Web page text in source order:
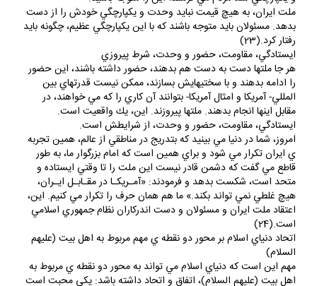
ملت ايران، به هيچ قيمت نبايد وحدت و يكپارچگي خودش را از دست
بدهد. مسئولان بايد متوجه باشند كه با اين يكپارچگي عظيم، چگونه بايد
رفتار كرد.(23)
ايستادگي، مقاومت، حضور و وحدت، شرط پيروزي
هر جا ملتها دست به دست هم بدهند، حضور داشته باشند، اين حضور
را ادامه بدهند و با سختيهايش بسازند، ممكن نيست قدرتهاي بين
المللي- آمريكا و امثال آمريكا- بتوانند آن كاري را كه مي خواهند، در
مقابل اينها انجام بدهند. ملتها پيروزند. اين، يك واقعيت است.
ايستادگي، مقاومت، حضور و وحدت، از شرايطش است.
امروز، شما در دنيا مي بينيد كه بتدريج در مناطقي از عالم، همين تجربه
ي ايران تكرار مي شود و براي همين است كه امام بزرگوار ما، به طور
قاطع مي گفت كه دشمن قادر نيست اين ملت را تا وقتي ايستاده و
متحد است، شكست بدهد و فرمودند: «آمـريكـا در مقـابـل ايـران،
هيچ غلطي نمي تواند بكند.» ما هم همان حرف را تكرار مي كنيم. اين،
اعتقاد ملت ايران و مسئولان و دست اندركاران نظام جمهوري اسلامي
است.(24)
اتحاد دنياي اسلام بر محور دو نقطه ي مهم مربوط به اهل بيت (عليهم
السلام)
مهم اين است كه دنياي اسلام مي تواند به محور دو نقطه ي مربوط به
اهل بيت (عليهم السلام)، اتفاق و اتحاد داشته باشد: يكي محبت است